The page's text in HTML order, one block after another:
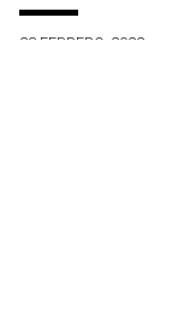
23 FEBRERO, 2022